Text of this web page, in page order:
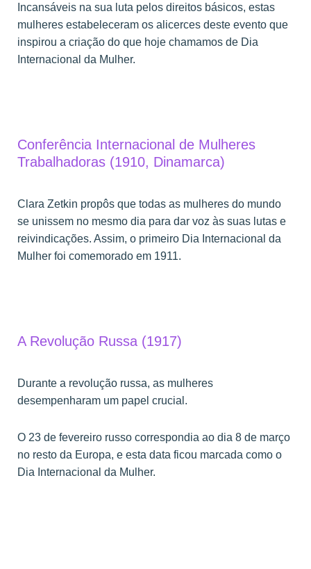
Incansáveis na sua luta pelos direitos básicos, estas
mulheres estabeleceram os alicerces deste evento que
inspirou a criação do que hoje chamamos de Dia
Internacional da Mulher.
Conferência Internacional de Mulheres
Trabalhadoras (1910, Dinamarca)
Clara Zetkin propôs que todas as mulheres do mundo
se unissem no mesmo dia para dar voz às suas lutas e
reivindicações. Assim, o primeiro Dia Internacional da
Mulher foi comemorado em 1911.
A Revolução Russa (1917)
Durante a revolução russa, as mulheres
desempenharam um papel crucial.
O 23 de fevereiro russo correspondia ao dia 8 de março
no resto da Europa, e esta data ficou marcada como o
Dia Internacional da Mulher.